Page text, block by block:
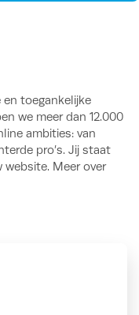
toegankelijke
we meer dan 12.000
ambities: van
pro’s. Jij staat
Meer over